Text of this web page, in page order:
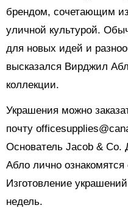
брендом, сочетающим
уличной культурой.
для новых идей и
высказался Вирджил
коллекции.
Украшения можно
почту
Основатель Jacob &
Абло лично ознакомятся
Изготовление
недель.